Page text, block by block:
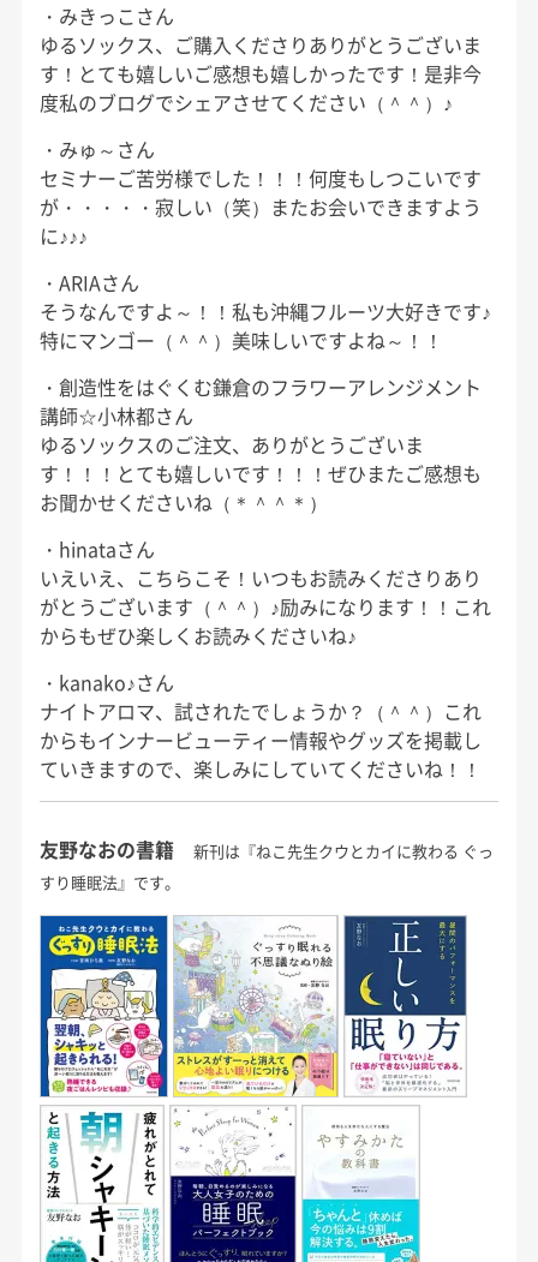
・みきっこさん
ゆるソックス、ご購入くださりありがとうございま
す！とても嬉しいご感想も嬉しかったです！是非今
度私のブログでシェアさせてください（＾＾）♪
・みゅ～さん
セミナーご苦労様でした！！！何度もしつこいです
が・・・・・寂しい（笑）またお会いできますよう
に♪♪♪
・ARIAさん
そうなんですよ～！！私も沖縄フルーツ大好きです♪
特にマンゴー（＾＾）美味しいですよね～！！
・創造性をはぐくむ鎌倉のフラワーアレンジメント
講師☆小林都さん
ゆるソックスのご注文、ありがとうございま
す！！！とても嬉しいです！！！ぜひまたご感想も
お聞かせくださいね（＊＾＾＊）
・hinataさん
いえいえ、こちらこそ！いつもお読みくださりあり
がとうございます（＾＾）♪励みになります！！これ
からもぜひ楽しくお読みくださいね♪
・kanako♪さん
ナイトアロマ、試されたでしょうか？（＾＾）これ
からもインナービューティー情報やグッズを掲載し
ていきますので、楽しみにしていてくださいね！！
友野なおの書籍
新刊は『ねこ先生クウとカイに教わる ぐっ
すり睡眠法』です。